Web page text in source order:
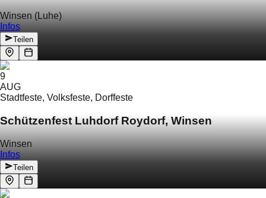
Winsen (Luhe)
Infos
Teilen
9
AUG
Stadtfeste, Volksfeste, Dorffeste
Schützenfest Luhdorf Roydorf, Winsen
Winsen
Infos
Teilen